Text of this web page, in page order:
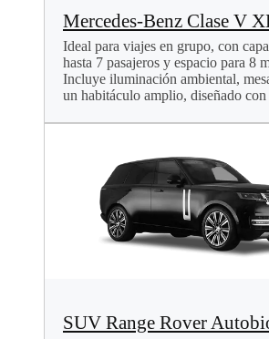
Mercedes-Benz Clase V
Ideal para viajes en grupo, con
hasta 7 pasajeros y espacio para 8
Incluye iluminación ambiental,
un habitáculo amplio, diseñado con
SUV Range Rover